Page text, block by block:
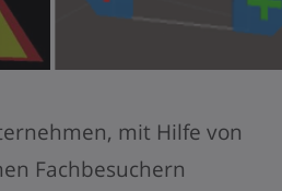
mit Hilfe von
Fachbesuchern